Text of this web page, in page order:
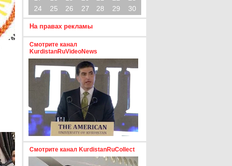
24
25 26 27 28 29 30
На правах рекламы
Смотрите канал
KurdistanRuVideoNews
Смотрите канал KurdistanRuCollect